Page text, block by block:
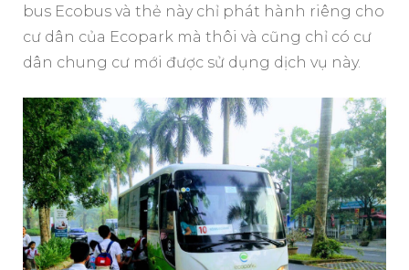
bus Ecobus và thẻ này chỉ phát hành riêng cho
cư dân của Ecopark mà thôi và cũng chỉ có cư
dân chung cư mới được sử dụng dịch vụ này.